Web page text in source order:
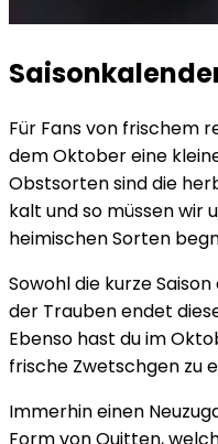
Für Fans von frischem
dem Oktober eine
Obstsorten sind die
kalt und so müssen wir
heimischen Sorten
Sowohl die kurze
der Trauben endet
Ebenso hast du im
frische Zwetschgen zu
Immerhin einen